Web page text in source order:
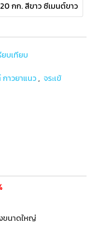
กก. สีขาว ซีเมนต์ขาว
ยบเทียบ
าวยาแนว , จระเข้
ขนาดใหญ่